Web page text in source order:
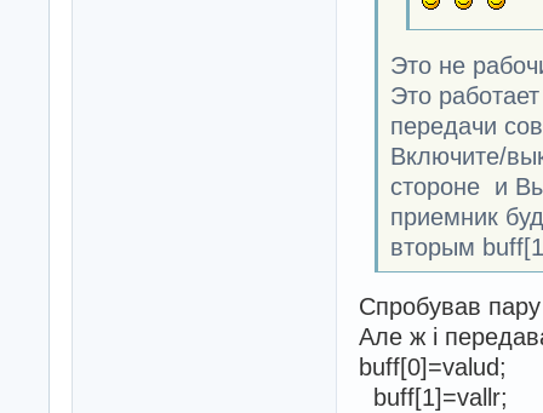
Это не
Это
передачи
Включите/
стороне и
приемник
вторым
Спробував пару
Але ж і
buff[0]=valud;
buff[1]=vallr;